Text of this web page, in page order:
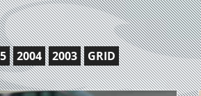
2004 2003 GRID